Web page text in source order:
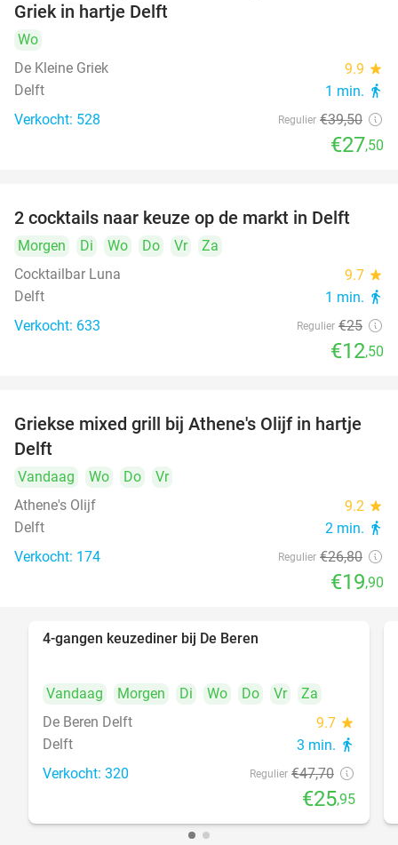
Griek in hartje Delft
Wo
De Kleine Griek
9.9 star
Delft 1 min. directions_walk
Verkocht: 528 Regulier €39,50
€27,50
50%
2 cocktails naar keuze op de markt in Delft
Morgen Di Wo Do Vr
Za
Cocktailbar Luna
9.7 star
Delft 1 min. directions_walk
Verkocht: 633 Regulier €25
€12,50
26%
Griekse mixed grill bij Athene's Olijf in hartje
Delft
Vandaag Wo Do
Vr
Athene's Olijf
9.2 star
Delft 2 min. directions_walk
Verkocht: 174 Regulier €26,80
€19,90
4-gangen keuzediner bij De Beren
Vandaag Morgen Di Wo Do Vr
Za
De Beren Delft
9.7 star
Delft 3 min. directions_walk
Verkocht: 320 Regulier €47,70
€25,95